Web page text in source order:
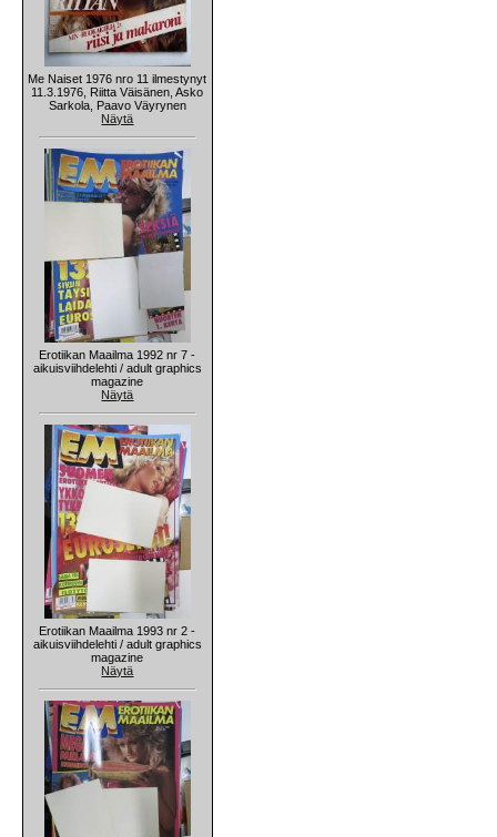
Me Naiset 1976 nro 11 ilmestynyt
11.3.1976, Riitta Väisänen, Asko
Sarkola, Paavo Väyrynen
Näytä
Erotiikan Maailma 1992 nr 7 -
aikuisviihdelehti / adult graphics
magazine
Näytä
Erotiikan Maailma 1993 nr 2 -
aikuisviihdelehti / adult graphics
magazine
Näytä